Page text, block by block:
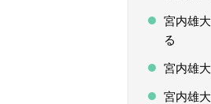
宮内雄
る
宮内雄
宮内雄